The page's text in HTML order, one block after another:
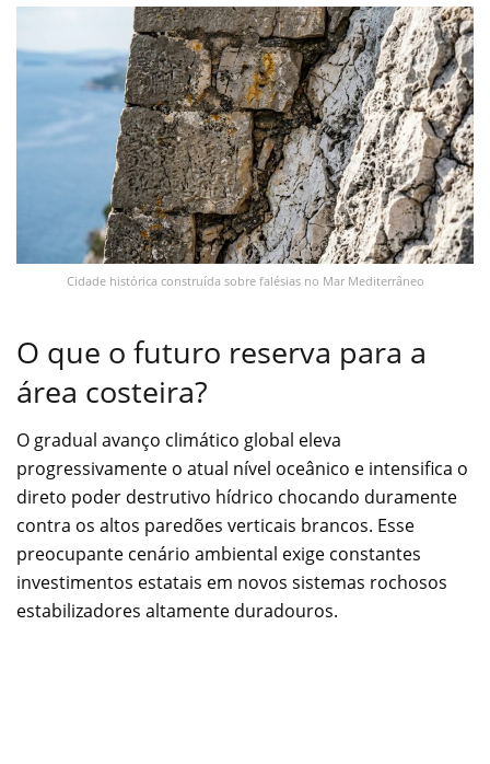
Cidade histórica construída sobre falésias no Mar Mediterrâneo
O que o futuro reserva para a
área costeira?
O gradual avanço climático global eleva
progressivamente o atual nível oceânico e intensifica o
direto poder destrutivo hídrico chocando duramente
contra os altos paredões verticais brancos. Esse
preocupante cenário ambiental exige constantes
investimentos estatais em novos sistemas rochosos
estabilizadores altamente duradouros.